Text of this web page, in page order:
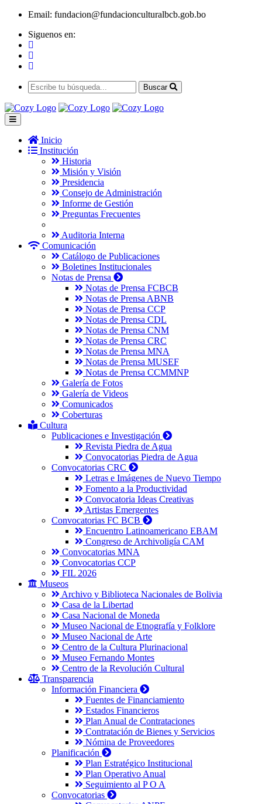
Email: fundacion@fundacionculturalbcb.gob.bo
Siguenos en:
Buscar
Inicio
Institución
Historia
Misión y Visión
Presidencia
Consejo de Administración
Informe de Gestión
Preguntas Frecuentes
Auditoria Interna
Comunicación
Catálogo de Publicaciones
Boletines Institucionales
Notas de Prensa
Notas de Prensa FCBCB
Notas de Prensa ABNB
Notas de Prensa CCP
Notas de Prensa CDL
Notas de Prensa CNM
Notas de Prensa CRC
Notas de Prensa MNA
Notas de Prensa MUSEF
Notas de Prensa CCMMNP
Galería de Fotos
Galería de Videos
Comunicados
Coberturas
Cultura
Publicaciones e Investigación
Revista Piedra de Agua
Convocatorias Piedra de Agua
Convocatorias CRC
Letras e Imágenes de Nuevo Tiempo
Fomento a la Productividad
Convocatoria Ideas Creativas
Artistas Emergentes
Convocatorias FC BCB
Encuentro Latinoamericano EBAM
Congreso de Archivoligía CAM
Convocatorias MNA
Convocatorias CCP
FIL 2026
Museos
Archivo y Biblioteca Nacionales de Bolivia
Casa de la Libertad
Casa Nacional de Moneda
Museo Nacional de Etnografía y Folklore
Museo Nacional de Arte
Centro de la Cultura Plurinacional
Museo Fernando Montes
Centro de la Revolución Cultural
Transparencia
Información Financiera
Fuentes de Financiamiento
Estados Financieros
Plan Anual de Contrataciones
Contratación de Bienes y Servicios
Nómina de Proveedores
Planificación
Plan Estratégico Institucional
Plan Operativo Anual
Seguimiento al P O A
Convocatorias